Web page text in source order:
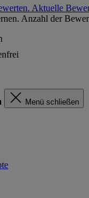
Aktuelle
Anzahl der
Menü schließen